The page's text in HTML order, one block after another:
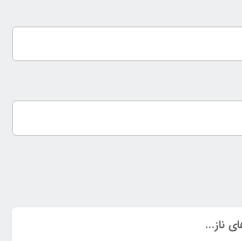
ناز...